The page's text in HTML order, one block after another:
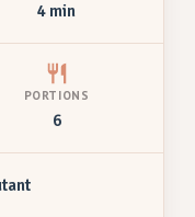
4 min
PORTIONS
6